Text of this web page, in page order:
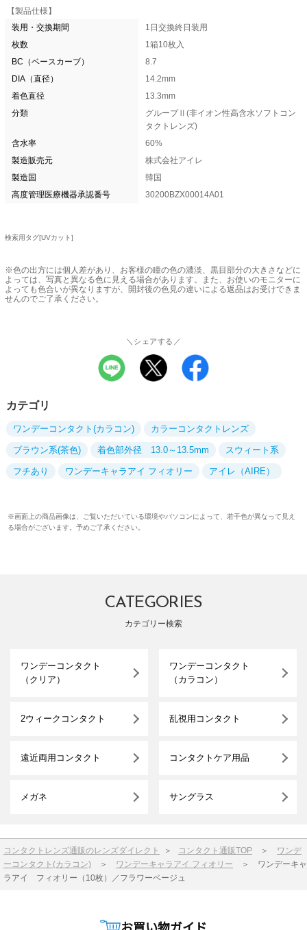
【製品仕様】
装用・交換期間
1日交換終日装用
枚数
1箱10枚入
BC（ベースカーブ）
8.7
DIA（直径）
14.2mm
着色直径
13.3mm
分類
グループⅡ(非イオン性高含水ソフトコン
タクトレンズ)
含水率
60%
製造販売元
株式会社アイレ
製造国
韓国
高度管理医療機器承認番号
30200BZX00014A01
検索用タグ[UVカット]
※色の出方には個人差があり、お客様の瞳の色の濃淡、黒目部分の大きさなどに
よっては、写真と異なる色に見える場合があります。また、お使いのモニターに
よっても色合いが異なりますが、開封後の色見の違いによる返品はお受けできま
せんのでご了承ください。
＼シェアする／
カテゴリ
ワンデーコンタクト(カラコン) カラーコンタクトレンズ
ブラウン系(茶色) 着色部外径 13.0～13.5mm スウィート系
フチあり ワンデーキャラアイ フィオリー アイレ（AIRE）
※画面上の商品画像は、ご覧いただいている環境やパソコンによって、若干色が異なって見え
る場合がございます。予めご了承ください。
CATEGORIES
カテゴリー検索
ワンデーコンタクト
（クリア）
ワンデーコンタクト
（カラコン）
2ウィークコンタクト 乱視用コンタクト
遠近両用コンタクト コンタクトケア用品
メガネ サングラス
コンタクトレンズ通販のレンズダイレクト ＞ コンタクト通販TOP ＞ ワンデ
ーコンタクト(カラコン) ＞ ワンデーキャラアイ フィオリー ＞ ワンデーキャ
ラアイ フィオリー（10枚）／フラワーベージュ